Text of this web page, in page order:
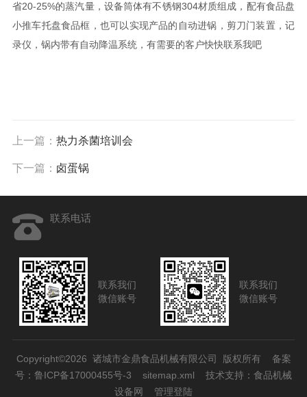
省20-25%的蒸汽量，设备筒体有不锈钢304材质组成，配有食品盘
小推车托盘食品框，也可以实现产品的自动进锅，剪刀门装置，记
录仪，锅内带有自动降温系统，有需要的客户快快联系我吧
上一篇： 热力杀菌培训会
下一篇： 卤蛋锅
联系电话
联系我们
微信账号
联系我们
微信账号
Copyright©2026 诸城市金鼎食品机械有限公司 版权所有 备案
号：鲁ICP备17000455号-3
sitemap.xml 技术支持： 食品机械
设备网
管理登陆